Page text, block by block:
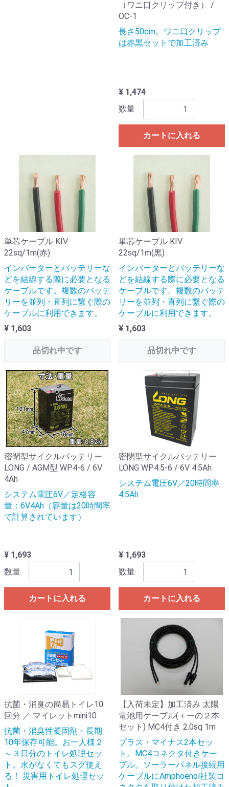
（ワニ口クリップ付き） /
OC-1
長さ50cm。ワニ口クリップ
は赤黒セットで加工済み
¥ 1,474
数量
カートに入れる
単芯ケーブル KIV
22sq/1m(赤)
インバーターとバッテリーな
どを結線する際に必要となる
ケーブルです。複数のバッテ
リーを並列・直列に繋ぐ際の
ケーブルに利用できます。
¥ 1,603
品切れ中です
単芯ケーブル KIV
22sq/1m(黒)
インバーターとバッテリーな
どを結線する際に必要となる
ケーブルです。複数のバッテ
リーを並列・直列に繋ぐ際の
ケーブルに利用できます。
¥ 1,603
品切れ中です
密閉型サイクルバッテリー
LONG / AGM型 WP4-6 / 6V
4Ah
システム電圧6V／定格容
量：6V4Ah（容量は20時間率
で計算されています）
¥ 1,693
数量
カートに入れる
密閉型サイクルバッテリー
LONG WP4.5-6 / 6V 4.5Ah
システム電圧6V／20時間率
4.5Ah
¥ 1,693
数量
カートに入れる
抗菌・消臭の簡易トイレ10
回分 ／ マイレットmini10
抗菌・消臭性凝固剤・長期
10年保存可能。お一人様２
～３日分のトイレ処理セッ
ト。水がなくてもスグ使え
る！ 災害用トイレ処理セッ
【入荷未定】加工済み 太陽
電池用ケーブル(＋ーの２本
セット) MC4付き 2.0sq 1m
プラス・マイナス2本セッ
ト。MC4コネクタ付きケー
ブル。ソーラーパネル接続用
ケーブルにAmphoenol社製コ